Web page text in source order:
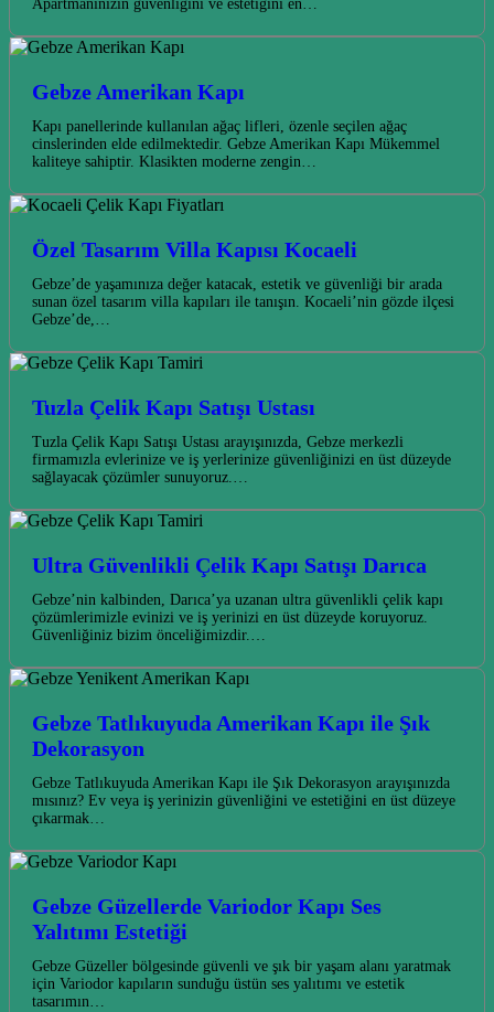
Apartmanınızın güvenliğini ve estetiğini en…
Gebze Amerikan Kapı
Kapı panellerinde kullanılan ağaç lifleri, özenle seçilen ağaç
cinslerinden elde edilmektedir. Gebze Amerikan Kapı Mükemmel
kaliteye sahiptir. Klasikten moderne zengin…
Özel Tasarım Villa Kapısı Kocaeli
Gebze’de yaşamınıza değer katacak, estetik ve güvenliği bir arada
sunan özel tasarım villa kapıları ile tanışın. Kocaeli’nin gözde ilçesi
Gebze’de,…
Tuzla Çelik Kapı Satışı Ustası
Tuzla Çelik Kapı Satışı Ustası arayışınızda, Gebze merkezli
firmamızla evlerinize ve iş yerlerinize güvenliğinizi en üst düzeyde
sağlayacak çözümler sunuyoruz.…
Ultra Güvenlikli Çelik Kapı Satışı Darıca
Gebze’nin kalbinden, Darıca’ya uzanan ultra güvenlikli çelik kapı
çözümlerimizle evinizi ve iş yerinizi en üst düzeyde koruyoruz.
Güvenliğiniz bizim önceliğimizdir.…
Gebze Tatlıkuyuda Amerikan Kapı ile Şık
Dekorasyon
Gebze Tatlıkuyuda Amerikan Kapı ile Şık Dekorasyon arayışınızda
mısınız? Ev veya iş yerinizin güvenliğini ve estetiğini en üst düzeye
çıkarmak…
Gebze Güzellerde Variodor Kapı Ses
Yalıtımı Estetiği
Gebze Güzeller bölgesinde güvenli ve şık bir yaşam alanı yaratmak
için Variodor kapıların sunduğu üstün ses yalıtımı ve estetik
tasarımın…